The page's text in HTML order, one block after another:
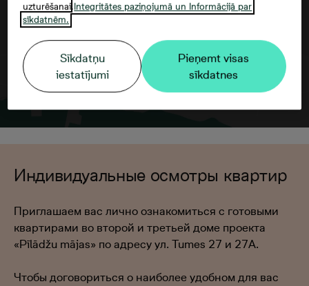
Индивидуальные осмотры квартир
Приглашаем вас лично ознакомиться с готовыми
квартирами во второй и третьей доме проекта
«Pīlādžu mājas» по адресу ул. Tumes 27 и 27A.
Чтобы договориться о наиболее удобном для вас
uzturēšanai.Integritātes paziņojumā un Informācijā par
sīkdatnēm.
Sīkdatņu
iestatījumi
Pieņemt visas
sīkdatnes